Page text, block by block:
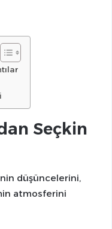
Seçkin
düşüncelerini,
atmosferini